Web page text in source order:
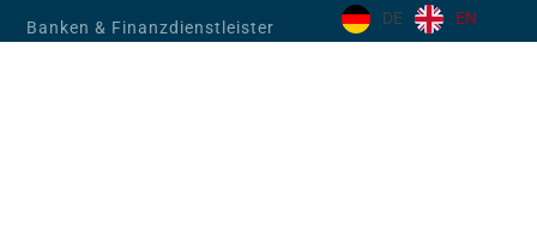
Banken & Finanzdienstleister
DE EN